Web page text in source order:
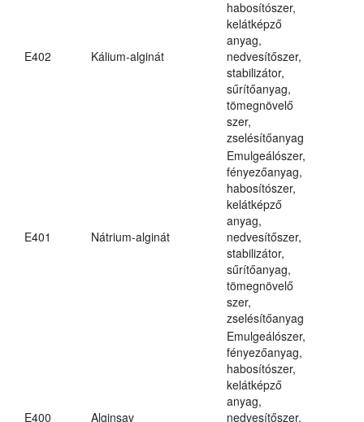
E402 Kálium-alginát
habosítószer,
kelátképző
anyag,
nedvesítőszer,
stabilizátor,
sűrítőanyag,
tömegnövelő
szer,
zselésítőanyag
E401 Nátrium-alginát
Emulgeálószer,
fényezőanyag,
habosítószer,
kelátképző
anyag,
nedvesítőszer,
stabilizátor,
sűrítőanyag,
tömegnövelő
szer,
zselésítőanyag
E400 Alginsav
Emulgeálószer,
fényezőanyag,
habosítószer,
kelátképző
anyag,
nedvesítőszer,